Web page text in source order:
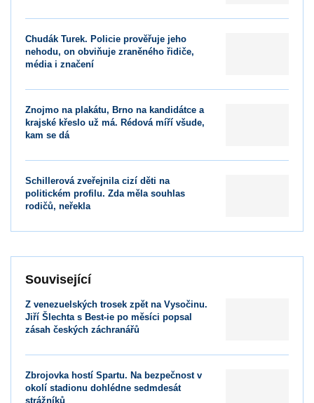
Chudák Turek. Policie prověřuje jeho
nehodu, on obviňuje zraněného řidiče,
média i značení
Znojmo na plakátu, Brno na kandidátce a
krajské křeslo už má. Rédová míří všude,
kam se dá
Schillerová zveřejnila cizí děti na
politickém profilu. Zda měla souhlas
rodičů, neřekla
Související
Z venezuelských trosek zpět na Vysočinu.
Jiří Šlechta s Best-ie po měsíci popsal
zásah českých záchranářů
Zbrojovka hostí Spartu. Na bezpečnost v
okolí stadionu dohlédne sedmdesát
strážníků